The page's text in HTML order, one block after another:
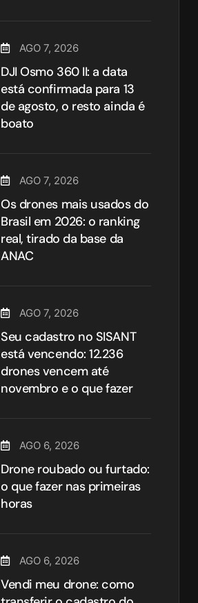
AGO 7, 2026
DJI Osmo 360 II: a data
está confirmada para 13
de agosto, o resto ainda é
boato
AGO 7, 2026
Os drones mais usados do
Brasil em 2026: o ranking
real, tirado da base da
ANAC
AGO 7, 2026
Seu cadastro no SISANT
está vencendo: 12.236
drones vencem até
novembro e o que fazer
AGO 6, 2026
Drone roubado ou furtado:
o que fazer nas primeiras
horas
AGO 6, 2026
Vendi meu drone: como